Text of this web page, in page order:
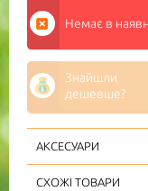
Немає в
Знайшли
дешевше?
АКСЕСУАРИ
СХОЖІ ТОВАРИ